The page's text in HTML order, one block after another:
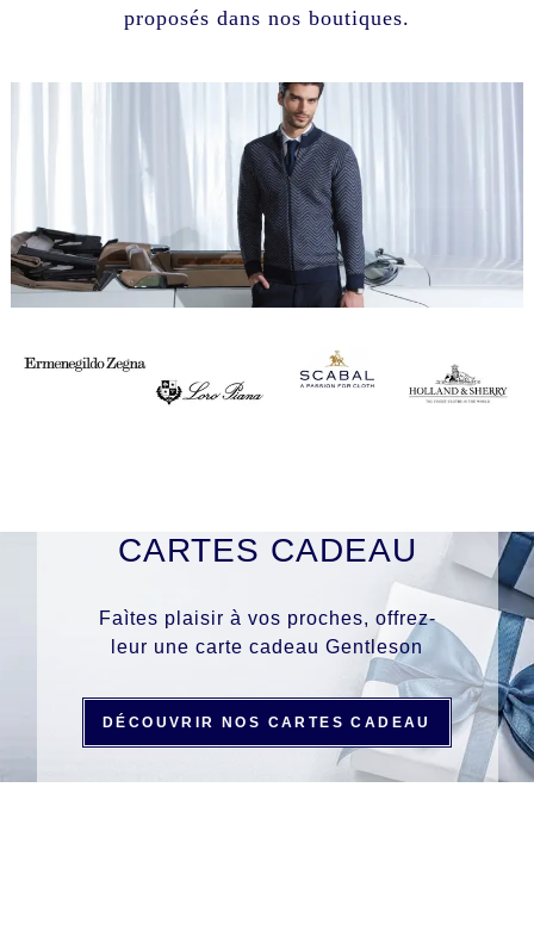
proposés dans nos boutiques.
CARTES CADEAU
Faìtes plaisir à vos proches, offrez-
leur une carte cadeau Gentleson
DÉCOUVRIR NOS CARTES CADEAU